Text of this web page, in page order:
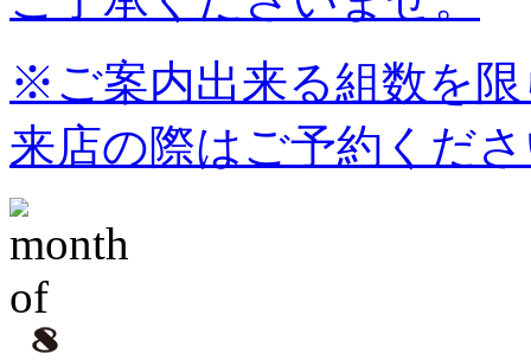
※ご案内出来る組数を
来店の際はご予約くだ